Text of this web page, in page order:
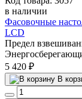
в наличии
Фасовочные
LCD
Предел
5 420 ₽
В